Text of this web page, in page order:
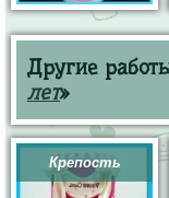
Другие
лет»
Крепость